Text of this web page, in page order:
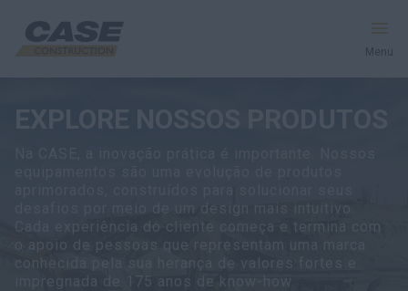
Menu
Mundo CASE
desafios por meio de um design mais intuitivo.
Cada experiência do cliente começa e termina com
o apoio de pessoas que representam uma marca
conhecida pela sua herança de valores fortes e
impregnada de 175 anos de know-how.